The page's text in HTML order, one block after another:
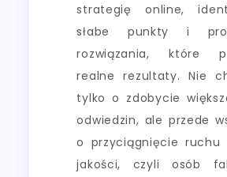
strategię online,
słabe punkty i
rozwiązania, które
realne rezultaty. Nie
tylko o zdobycie
odwiedzin, ale przede
o przyciągnięcie ruchu
jakości, czyli osób